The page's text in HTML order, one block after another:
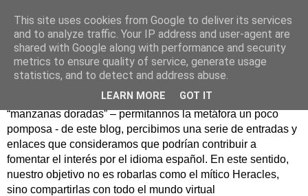
Hesperia
Según la mitología griega, Hesperia era un maravilloso
jardín en un lejano rincón del Occidente donde se
guardaban las famosas manzanas doradas. Como
“manzanas doradas” – permítannos la metáfora un poco
pomposa - de este blog, percibimos una serie de entradas y
enlaces que consideramos que podrían contribuir a
fomentar el interés por el idioma español. En este sentido,
nuestro objetivo no es robarlas como el mítico Heracles,
sino compartirlas con todo el mundo virtual
This site uses cookies from Google to deliver its services
and to analyze traffic. Your IP address and user-agent are
shared with Google along with performance and security
metrics to ensure quality of service, generate usage
statistics, and to detect and address abuse.
LEARN MORE GOT IT